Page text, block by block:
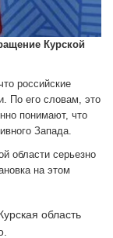
Курской
российские
По его словам, это
понимают, что
Запада.
области серьезно
на этом
область